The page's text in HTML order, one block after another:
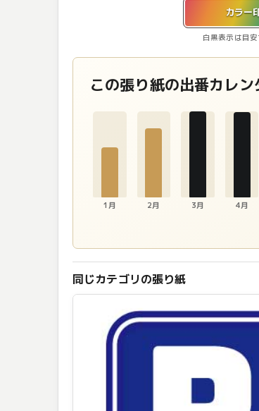
カラー
白黒表示は目
カラー印刷イメージを表示していま
この張り紙の出番カレン
1月 2月 3月 4月
同じカテゴリの張り紙